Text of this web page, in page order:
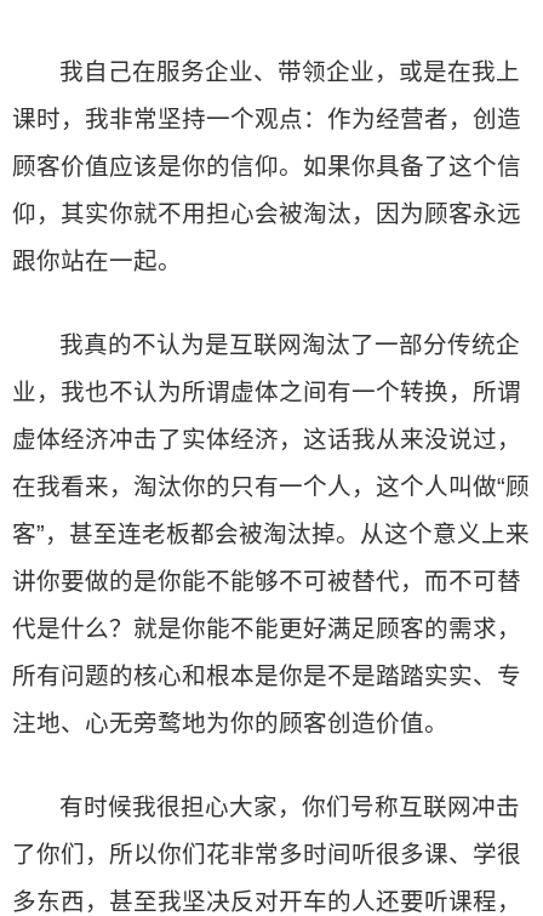
我自己在服务企业、带领企业，或是在我上
课时，我非常坚持一个观点：作为经营者，创造
顾客价值应该是你的信仰。如果你具备了这个信
仰，其实你就不用担心会被淘汰，因为顾客永远
跟你站在一起。
我真的不认为是互联网淘汰了一部分传统企
业，我也不认为所谓虚体之间有一个转换，所谓
虚体经济冲击了实体经济，这话我从来没说过，
在我看来，淘汰你的只有一个人，这个人叫做“顾
客”，甚至连老板都会被淘汰掉。从这个意义上来
讲你要做的是你能不能够不可被替代，而不可替
代是什么？就是你能不能更好满足顾客的需求，
所有问题的核心和根本是你是不是踏踏实实、专
注地、心无旁鹜地为你的顾客创造价值。
有时候我很担心大家，你们号称互联网冲击
了你们，所以你们花非常多时间听很多课、学很
多东西，甚至我坚决反对开车的人还要听课程，